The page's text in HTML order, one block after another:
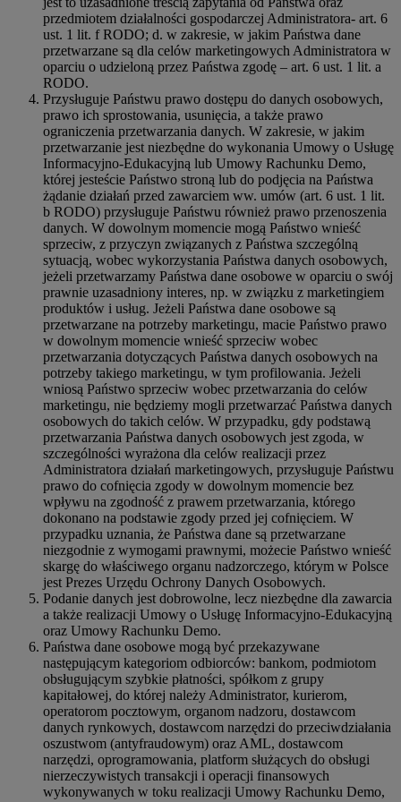
przedmiotem działalności gospodarczej Administratora- art. 6
ust. 1 lit. f RODO; d. w zakresie, w jakim Państwa dane
przetwarzane są dla celów marketingowych Administratora w
oparciu o udzieloną przez Państwa zgodę – art. 6 ust. 1 lit. a
RODO.
Przysługuje Państwu prawo dostępu do danych osobowych,
prawo ich sprostowania, usunięcia, a także prawo
ograniczenia przetwarzania danych. W zakresie, w jakim
przetwarzanie jest niezbędne do wykonania Umowy o Usługę
Informacyjno-Edukacyjną lub Umowy Rachunku Demo,
której jesteście Państwo stroną lub do podjęcia na Państwa
żądanie działań przed zawarciem ww. umów (art. 6 ust. 1 lit.
b RODO) przysługuje Państwu również prawo przenoszenia
danych. W dowolnym momencie mogą Państwo wnieść
sprzeciw, z przyczyn związanych z Państwa szczególną
sytuacją, wobec wykorzystania Państwa danych osobowych,
jeżeli przetwarzamy Państwa dane osobowe w oparciu o swój
prawnie uzasadniony interes, np. w związku z marketingiem
produktów i usług. Jeżeli Państwa dane osobowe są
przetwarzane na potrzeby marketingu, macie Państwo prawo
w dowolnym momencie wnieść sprzeciw wobec
przetwarzania dotyczących Państwa danych osobowych na
potrzeby takiego marketingu, w tym profilowania. Jeżeli
wniosą Państwo sprzeciw wobec przetwarzania do celów
marketingu, nie będziemy mogli przetwarzać Państwa danych
osobowych do takich celów. W przypadku, gdy podstawą
przetwarzania Państwa danych osobowych jest zgoda, w
szczególności wyrażona dla celów realizacji przez
Administratora działań marketingowych, przysługuje Państwu
prawo do cofnięcia zgody w dowolnym momencie bez
wpływu na zgodność z prawem przetwarzania, którego
dokonano na podstawie zgody przed jej cofnięciem. W
przypadku uznania, że Państwa dane są przetwarzane
niezgodnie z wymogami prawnymi, możecie Państwo wnieść
skargę do właściwego organu nadzorczego, którym w Polsce
jest Prezes Urzędu Ochrony Danych Osobowych.
Podanie danych jest dobrowolne, lecz niezbędne dla zawarcia
a także realizacji Umowy o Usługę Informacyjno-Edukacyjną
oraz Umowy Rachunku Demo.
Państwa dane osobowe mogą być przekazywane
następującym kategoriom odbiorców: bankom, podmiotom
obsługującym szybkie płatności, spółkom z grupy
kapitałowej, do której należy Administrator, kurierom,
operatorom pocztowym, organom nadzoru, dostawcom
danych rynkowych, dostawcom narzędzi do przeciwdziałania
oszustwom (antyfraudowym) oraz AML, dostawcom
narzędzi, oprogramowania, platform służących do obsługi
nierzeczywistych transakcji i operacji finansowych
wykonywanych w toku realizacji Umowy Rachunku Demo,